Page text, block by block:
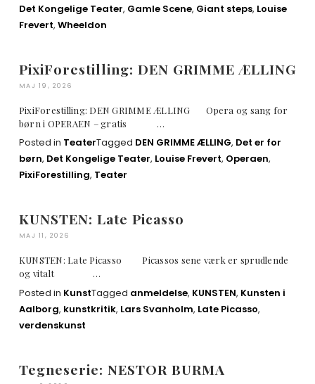
Det Kongelige Teater, Gamle Scene, Giant steps, Louise
Frevert, Wheeldon
PixiForestilling: DEN GRIMME ÆLLING
MAJ 19, 2026
PixiForestilling: DEN GRIMME ÆLLING Opera og sang for
børn i OPERAEN – gratis …
Posted in TeaterTagged DEN GRIMME ÆLLING, Det er for
børn, Det Kongelige Teater, Louise Frevert, Operaen,
PixiForestilling, Teater
KUNSTEN: Late Picasso
MAJ 11, 2026
KUNSTEN: Late Picasso Picassos sene værk er sprudlende
og vitalt …
Posted in KunstTagged anmeldelse, KUNSTEN, Kunsten i
Aalborg, kunstkritik, Lars Svanholm, Late Picasso,
verdenskunst
Tegneserie: NESTOR BURMA